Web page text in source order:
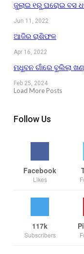
ଜୁଲାଇ ୧ରୁ ଘରୋଇ ବସ
Jun 11, 2022
ଆଜିର ରାଶିଫଳ
Apr 16, 2022
ମଧୁବନ ଗାଁରେ ବୁଲିଲା
Feb 25, 2024
Load More Posts
Follow Us
Facebook
Likes
117k
Subscribers